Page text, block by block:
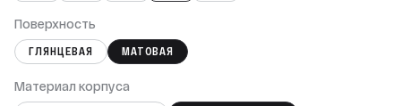
Поверхность
ГЛЯНЦЕВАЯ МАТОВАЯ
Материал корпуса